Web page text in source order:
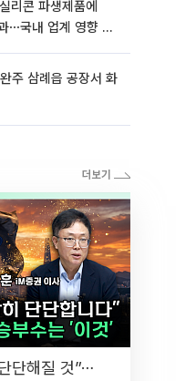
리콘 파생제품에
⋯국내 업계 영향 촉
단해질 것”⋯